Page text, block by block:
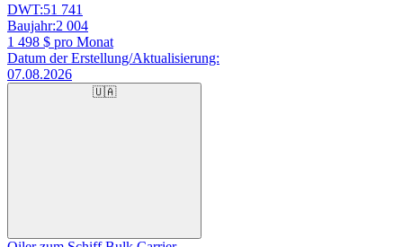
DWT:51 741
Baujahr:2 004
1 498 $ pro Monat
Datum der Erstellung/Aktualisierung:
07.08.2026
🇺🇦